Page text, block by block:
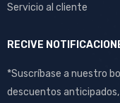
Servicio al cliente
RECIVE
*Suscríbase a nuestro
descuentos